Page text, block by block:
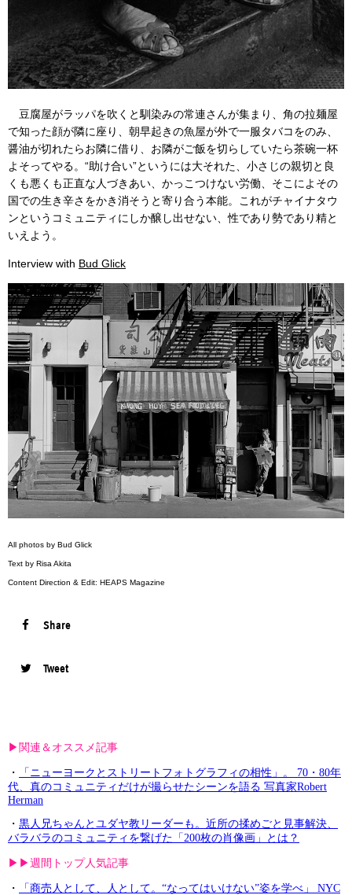
豆腐屋がラッパを吹くと馴染みの常連さんが集まり、角の拉麺屋
で知った顔が隣に座り、朝早起きの魚屋が外で一服タバコをのみ、
醤油が切れたらお隣に借り、お隣がご飯を切らしていたら茶碗一杯
よそってやる。“助け合い”というには大それた、小さじの親切と良
くも悪くも正直な人づきあい、かっこつけない労働、そこによその
国での生き辛さをかき消そうと寄り合う本能。これがチャイナタウ
ンというコミュニティにしか醸し出せない、性であり勢であり精と
いえよう。
Interview with Bud Glick
All photos by Bud Glick
Text by Risa Akita
Content Direction & Edit: HEAPS Magazine
Share
Tweet
▶︎関連＆オススメ記事
・
「ニューヨークとストリートフォトグラフィの相性」。 70・80年
代、真のコミュニティだけが撮らせたシーンを語る 写真家Robert
Herman
・ 黒人兄ちゃんとユダヤ教リーダーも。近所の揉めごと見事解決、
バラバラのコミュニティを繋げた「200枚の肖像画」とは？
▶︎▶︎週間トップ人気記事
・
「商売人として、人として。“なってはいけない”姿を学べ」 NYC